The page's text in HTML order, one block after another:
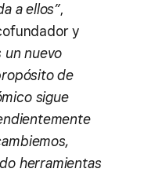
a ellos”,
y
un nuevo
de
sigue
herramientas